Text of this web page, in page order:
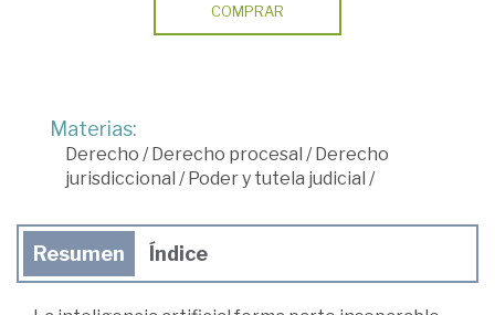
COMPRAR
Materias:
Derecho /Derecho procesal /Derecho
jurisdiccional /Poder y tutela judicial /
Resumen Índice